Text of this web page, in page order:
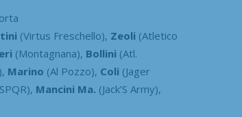
(Virtus Freschello), Zeoli (Atletico
(Montagnana), Bollini (Atl.
Marino (Al Pozzo), Coli (Jager
Mancini Ma. (Jack’S Army),